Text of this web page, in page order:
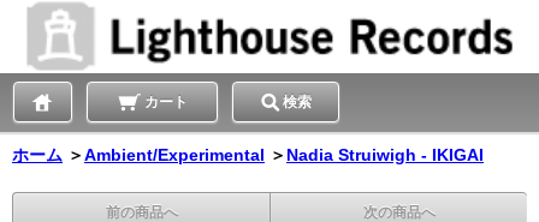
カート 検索
ホーム ＞Ambient/Experimental ＞ Nadia Struiwigh - IKIGAI
前の商品へ 次の商品へ